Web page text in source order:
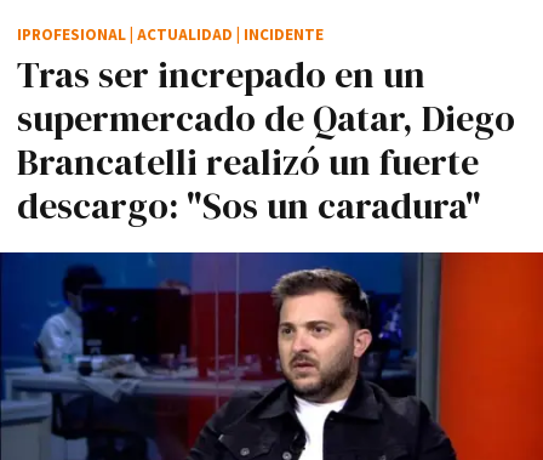
Tras ser increpado en un
supermercado de Qatar, Diego
Brancatelli realizó un fuerte
descargo: "Sos un caradura"
IPROFESIONAL ACTUALIDAD INCIDENTE